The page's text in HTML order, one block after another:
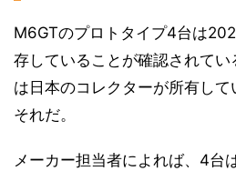
M6GTのプロトタイプ4台は
存していることが確認されてい
は日本のコレクターが所有し
それだ。
メーカー担当者によれば、4台